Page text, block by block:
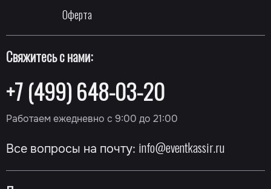
Свяжитесь с нами:
+7 (499) 648-03-20
Работаем ежедневно с 9:00 до 21:00
Все вопросы на почту: info@eventkassir.ru
Оферта